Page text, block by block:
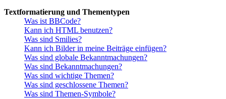
Textformatierung und Thementypen
Was ist BBCode?
Kann ich HTML benutzen?
Was sind Smilies?
Kann ich Bilder in meine Beiträge einfügen?
Was sind globale Bekanntmachungen?
Was sind Bekanntmachungen?
Was sind wichtige Themen?
Was sind geschlossene Themen?
Was sind Themen-Symbole?